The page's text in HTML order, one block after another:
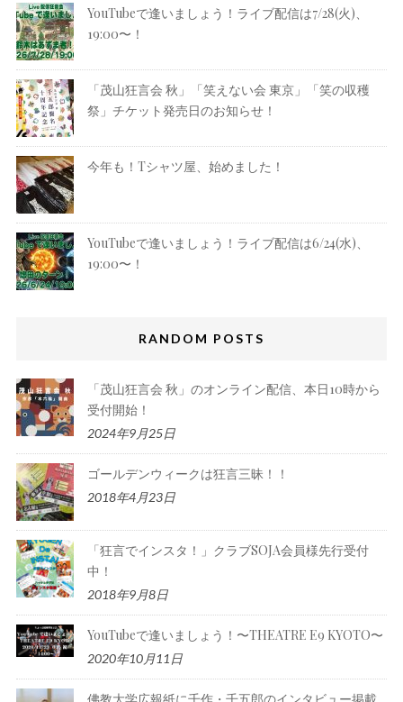
YouTubeで逢いましょう！ライブ配信は7/28(火)、
19:00〜！
「茂山狂言会 秋」「笑えない会 東京」「笑の収穫
祭」チケット発売日のお知らせ！
今年も！Tシャツ屋、始めました！
YouTubeで逢いましょう！ライブ配信は6/24(水)、
19:00〜！
RANDOM POSTS
「茂山狂言会 秋」のオンライン配信、本日10時から
受付開始！
2024年9月25日
ゴールデンウィークは狂言三昧！！
2018年4月23日
「狂言でインスタ！」クラブSOJA会員様先行受付
中！
2018年9月8日
YouTubeで逢いましょう！〜THEATRE E9 KYOTO〜
2020年10月11日